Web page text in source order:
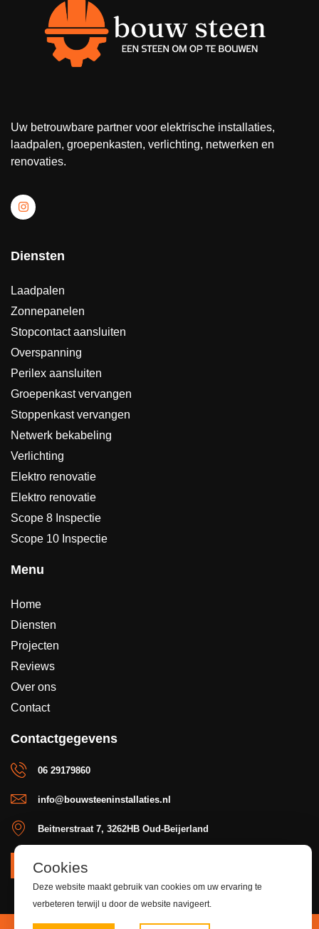
Uw betrouwbare partner voor elektrische installaties,
laadpalen, groepenkasten, verlichting, netwerken en
renovaties.
Diensten
Laadpalen
Zonnepanelen
Stopcontact aansluiten
Overspanning
Perilex aansluiten
Groepenkast vervangen
Stoppenkast vervangen
Netwerk bekabeling
Verlichting
Elektro renovatie
Elektro renovatie
Scope 8 Inspectie
Scope 10 Inspectie
Menu
Home
Diensten
Projecten
Reviews
Over ons
Contact
Contactgegevens
06 29179860
info@bouwsteeninstallaties.nl
Beitnerstraat 7, 3262HB Oud-Beijerland
OFFERTE
Cookies
Deze website maakt gebruik van cookies om uw ervaring te
verbeteren terwijl u door de website navigeert.